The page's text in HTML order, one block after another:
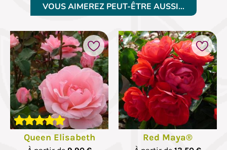
VOUS AIMEREZ PEUT-ÊTRE AUSSI…
Queen Elisabeth Red Maya®